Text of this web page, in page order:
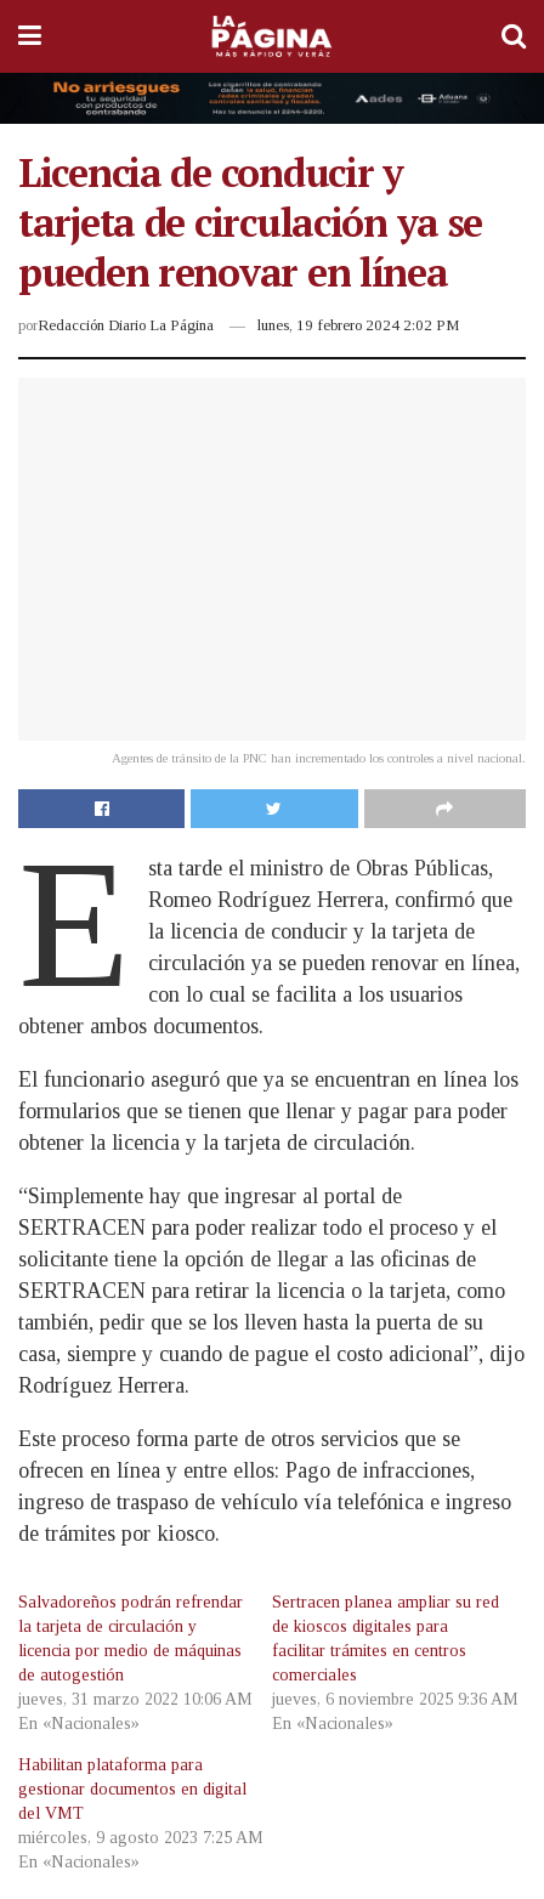
Licencia de conducir y
tarjeta de circulación ya se
pueden renovar en línea
porRedacción Diario La Página lunes, 19 febrero 2024 2:02 PM
Agentes de tránsito de la PNC han incrementado los controles a nivel nacional.
E
sta tarde el ministro de Obras Públicas,
Romeo Rodríguez Herrera, confirmó que
la licencia de conducir y la tarjeta de
circulación ya se pueden renovar en línea,
con lo cual se facilita a los usuarios
obtener ambos documentos.
El funcionario aseguró que ya se encuentran en línea los
formularios que se tienen que llenar y pagar para poder
obtener la licencia y la tarjeta de circulación.
“Simplemente hay que ingresar al portal de
SERTRACEN para poder realizar todo el proceso y el
solicitante tiene la opción de llegar a las oficinas de
SERTRACEN para retirar la licencia o la tarjeta, como
también, pedir que se los lleven hasta la puerta de su
casa, siempre y cuando de pague el costo adicional”, dijo
Rodríguez Herrera.
Este proceso forma parte de otros servicios que se
ofrecen en línea y entre ellos: Pago de infracciones,
ingreso de traspaso de vehículo vía telefónica e ingreso
de trámites por kiosco.
Salvadoreños podrán refrendar
la tarjeta de circulación y
licencia por medio de máquinas
de autogestión
jueves, 31 marzo 2022 10:06 AM
En «Nacionales»
Sertracen planea ampliar su red
de kioscos digitales para
facilitar trámites en centros
comerciales
jueves, 6 noviembre 2025 9:36 AM
En «Nacionales»
Habilitan plataforma para
gestionar documentos en digital
del VMT
miércoles, 9 agosto 2023 7:25 AM
En «Nacionales»